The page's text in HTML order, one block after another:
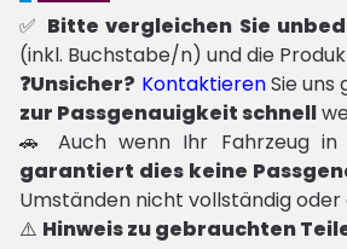
✅ Bitte vergleichen Sie
(inkl. Buchstabe/n) und die
❓Unsicher? KontaktierenSie uns
zur Passgenauigkeit schnell
🚗 Auch wenn Ihr Fahrzeug in
garantiert dies keine
Umständen nicht vollständig
⚠️ Hinweis zu gebrauchten